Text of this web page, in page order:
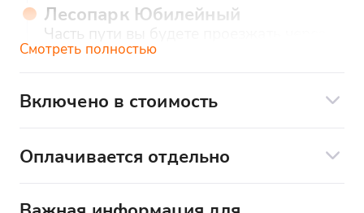
Лесопарк Юбилейный
Часть пути вы будете проезжать через
Лесопарк Юбилейный, где летом вас
чистый лесной воздух и насладиться
суеты.
Смотреть полностью
Включено в стоимость
Прогулка на лошади по местности
Оплачивается отдельно